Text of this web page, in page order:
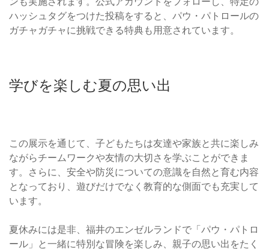
ハッシュタグをつけた投稿をすると、パウ・パトロールの
ガチャガチャに挑戦できる特典も用意されています。
学びを楽しむ夏の思い出
この展示を通じて、子どもたちは友達や家族と共に楽しみ
ながらチームワークや友情の大切さを学ぶことができま
す。さらに、安全や防災についての意識を自然と育む内容
となっており、遊びだけでなく教育的な側面でも充実して
います。
夏休みには是非、福井のエンゼルランドで「パウ・パトロ
ール」と一緒に特別な冒険を楽しみ、親子の思い出をたく